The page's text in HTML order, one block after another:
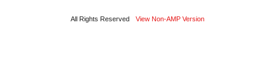
All Rights Reserved View Non-AMP Version